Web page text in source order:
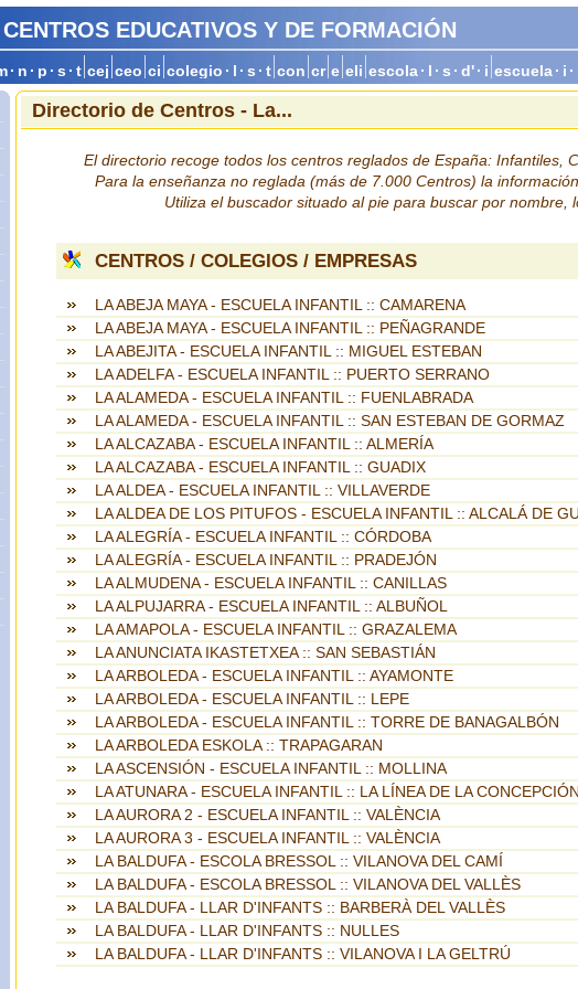
EDUCATIVOS Y DE FORMACIÓN
· n · p · s · t cej ceo ci colegio · · s · t con cr e eli escola · · s · d' · i escuela · i ·
Directorio de Centros - La...
El directorio recoge todos los centros reglados de España: Infantiles,
Para la enseñanza no reglada (más de 7.000 Centros) la
Utiliza el buscador situado al pie para buscar por nombre,
CENTROS / COLEGIOS / EMPRESAS
LA ABEJA MAYA - ESCUELA INFANTIL :: CAMARENA
LA ABEJA MAYA - ESCUELA INFANTIL :: PEÑAGRANDE
LA ABEJITA - ESCUELA INFANTIL :: MIGUEL ESTEBAN
LA ADELFA - ESCUELA INFANTIL :: PUERTO SERRANO
LA ALAMEDA - ESCUELA INFANTIL :: FUENLABRADA
LA ALAMEDA - ESCUELA INFANTIL :: SAN ESTEBAN DE GORMAZ
LA ALCAZABA - ESCUELA INFANTIL :: ALMERÍA
LA ALCAZABA - ESCUELA INFANTIL :: GUADIX
LA ALDEA - ESCUELA INFANTIL :: VILLAVERDE
LA ALDEA DE LOS PITUFOS - ESCUELA INFANTIL :: ALCALÁ DE
LA ALEGRÍA - ESCUELA INFANTIL :: CÓRDOBA
LA ALEGRÍA - ESCUELA INFANTIL :: PRADEJÓN
LA ALMUDENA - ESCUELA INFANTIL :: CANILLAS
LA ALPUJARRA - ESCUELA INFANTIL :: ALBUÑOL
LA AMAPOLA - ESCUELA INFANTIL :: GRAZALEMA
LA ANUNCIATA IKASTETXEA :: SAN SEBASTIÁN
LA ARBOLEDA - ESCUELA INFANTIL :: AYAMONTE
LA ARBOLEDA - ESCUELA INFANTIL :: LEPE
LA ARBOLEDA - ESCUELA INFANTIL :: TORRE DE BANAGALBÓN
LA ARBOLEDA ESKOLA :: TRAPAGARAN
LA ASCENSIÓN - ESCUELA INFANTIL :: MOLLINA
LA ATUNARA - ESCUELA INFANTIL :: LA LÍNEA DE LA CONCEPCIÓN
LA AURORA 2 - ESCUELA INFANTIL :: VALÈNCIA
LA AURORA 3 - ESCUELA INFANTIL :: VALÈNCIA
LA BALDUFA - ESCOLA BRESSOL :: VILANOVA DEL CAMÍ
LA BALDUFA - ESCOLA BRESSOL :: VILANOVA DEL VALLÈS
LA BALDUFA - LLAR D'INFANTS :: BARBERÀ DEL VALLÈS
LA BALDUFA - LLAR D'INFANTS :: NULLES
LA BALDUFA - LLAR D'INFANTS :: VILANOVA I LA GELTRÚ